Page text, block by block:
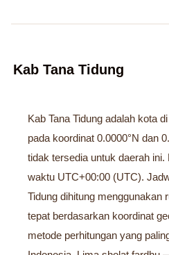
Kab Tana Tidung
Kab Tana Tidung adalah kota
pada koordinat 0.0000°N dan
tidak tersedia untuk daerah ini.
waktu UTC+00:00 (UTC).
Tidung dihitung menggunakan
tepat berdasarkan koordinat
metode perhitungan yang